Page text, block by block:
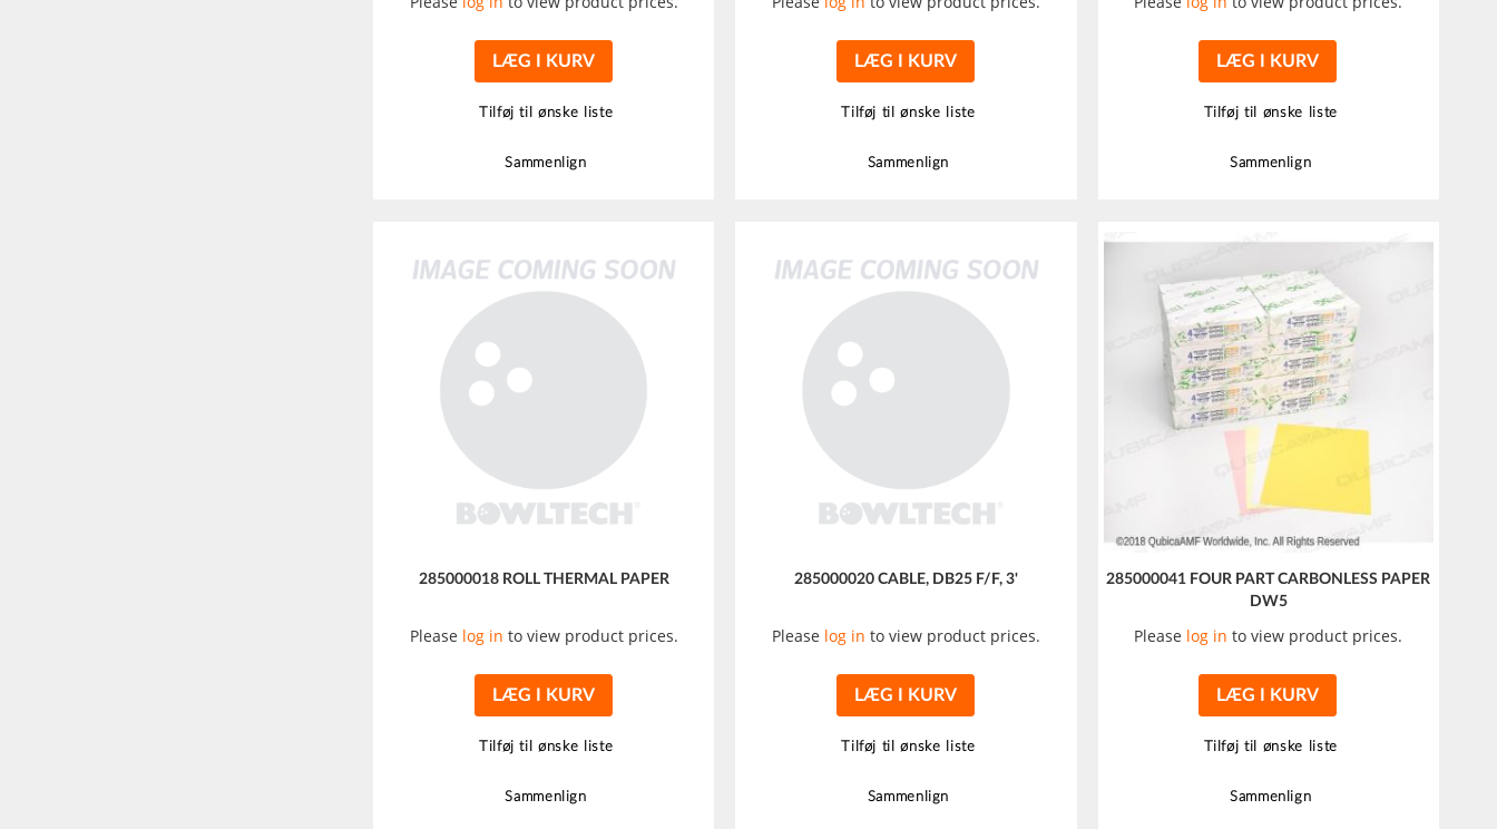
LÆG I KURV
Tilføj til ønske liste
Sammenlign
LÆG I KURV
Tilføj til ønske liste
Sammenlign
LÆG I KURV
Tilføj til ønske liste
Sammenlign
285000018 ROLL THERMAL PAPER
Please log in to view product prices.
LÆG I KURV
Tilføj til ønske liste
Sammenlign
285000020 CABLE, DB25 F/F, 3'
Please log in to view product prices.
LÆG I KURV
Tilføj til ønske liste
Sammenlign
285000041 FOUR PART CARBONLESS PAPER
DW5
Please log in to view product prices.
LÆG I KURV
Tilføj til ønske liste
Sammenlign